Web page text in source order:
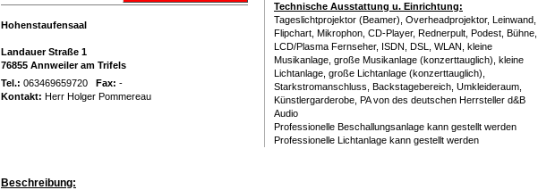
Hohenstaufensaal
Landauer Straße 1
76855 Annweiler am Trifels
Tel.: 063469659720 Fax: -
Kontakt: Herr Holger Pommereau
Technische Ausstattung u. Einrichtung:
Tageslichtprojektor (Beamer), Overheadprojektor, Leinwand,
Flipchart, Mikrophon, CD-Player, Rednerpult, Podest, Bühne,
LCD/Plasma Fernseher, ISDN, DSL, WLAN, kleine
Musikanlage, große Musikanlage (konzerttauglich), kleine
Lichtanlage, große Lichtanlage (konzerttauglich),
Starkstromanschluss, Backstagebereich, Umkleideraum,
Künstlergarderobe, PA von des deutschen Herrsteller d&B
Audio
Professionelle Beschallungsanlage kann gestellt werden
Professionelle Lichtanlage kann gestellt werden
Beschreibung: